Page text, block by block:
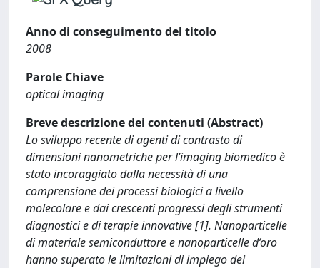
Anno di conseguimento del titolo
2008
Parole Chiave
optical imaging
Breve descrizione dei contenuti (Abstract)
Lo sviluppo recente di agenti di contrasto di
dimensioni nanometriche per l’imaging biomedico è
stato incoraggiato dalla necessità di una
comprensione dei processi biologici a livello
molecolare e dai crescenti progressi degli strumenti
diagnostici e di terapie innovative [1]. Nanoparticelle
di materiale semiconduttore e nanoparticelle d’oro
hanno superato le limitazioni di impiego dei